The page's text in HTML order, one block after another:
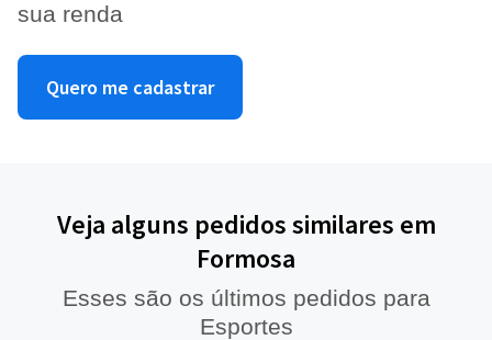
sua renda
Quero me cadastrar
Veja alguns pedidos similares em
Formosa
Esses são os últimos pedidos para
Esportes